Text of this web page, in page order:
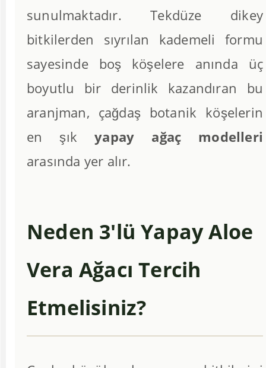
sunulmaktadır. Tekdüze dikey
bitkilerden sıyrılan kademeli formu
sayesinde boş köşelere anında üç
boyutlu bir derinlik kazandıran bu
aranjman, çağdaş botanik köşelerin
en şıkyapay ağaç modelleri
arasında yer alır.
Neden 3'lü Yapay Aloe
Vera Ağacı Tercih
Etmelisiniz?